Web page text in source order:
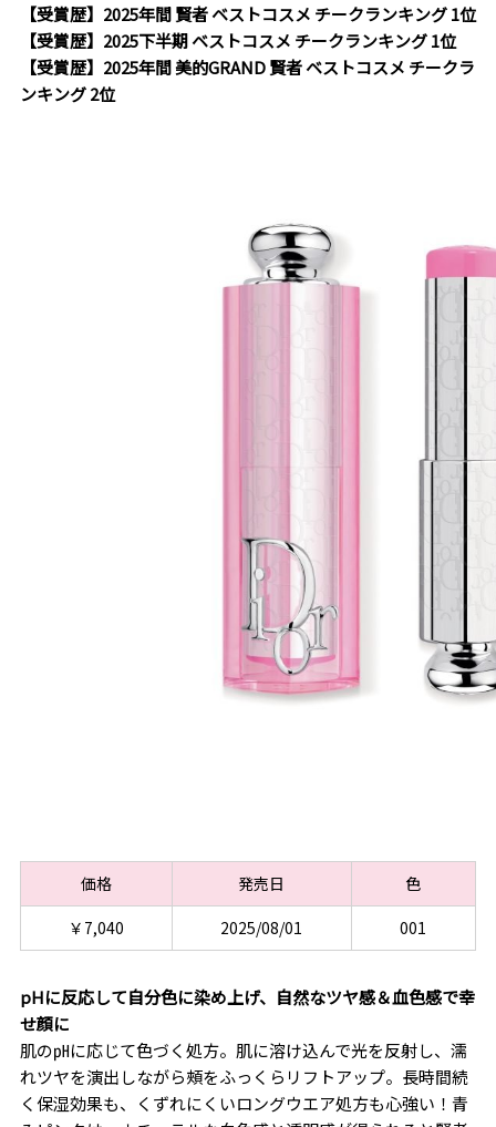
【受賞歴】2025年間 賢者 ベストコスメ チークランキング 1位
【受賞歴】2025下半期 ベストコスメ チークランキング 1位
【受賞歴】2025年間 美的GRAND 賢者 ベストコスメ チークラ
ンキング 2位
価格 発売日
色
￥7,040
2025/08/01 001
pHに反応して自分色に染め上げ、自然なツヤ感＆血色感で幸
せ顔に
肌の㏗に応じて色づく処方。肌に溶け込んで光を反射し、濡
れツヤを演出しながら頰をふっくらリフトアップ。長時間続
く保湿効果も、くずれにくいロングウエア処方も心強い！青